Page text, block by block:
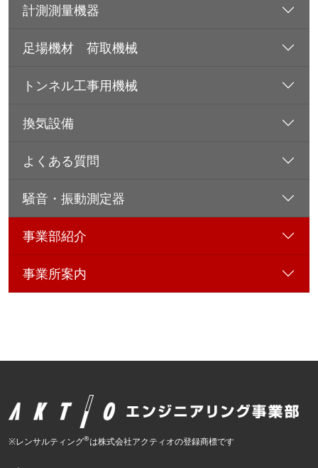
計測測量機器
足場機材 荷取機械
トンネル工事用機械
換気設備
よくある質問
騒音・振動測定器
事業部紹介
事業所案内
※レンサルティング®は株式会社アクティオの登録商標です